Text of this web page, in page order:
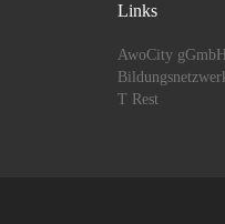
Links
AwoCity gGmbH
T Rest